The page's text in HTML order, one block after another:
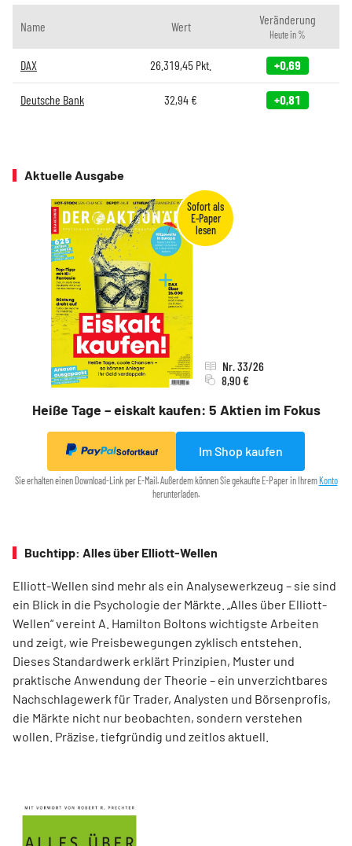
Name Wert Veränderung
Heute in %
DAX 26.319,45 Pkt. +0,69
Deutsche Bank 32,94 € +0,81
Aktuelle Ausgabe
Heiße Tage – eiskalt kaufen: 5 Aktien im Fokus
Nr. 33/26
8,90 €
Sofortkauf Im Shop kaufen
Sie erhalten einen Download-Link per E-Mail. Außerdem können Sie gekaufte E-Paper in Ihrem Konto
herunterladen.
Buchtipp: Alles über Elliott-Wellen
Elliott-Wellen sind mehr als ein Analysewerkzeug – sie sind
ein Blick in die Psychologie der Märkte. „Alles über Elliott-
Wellen“ vereint A. Hamilton Boltons wichtigste Arbeiten
und zeigt, wie Preisbewegungen zyklisch entstehen.
Dieses Standardwerk erklärt Prinzipien, Muster und
praktische Anwendung der Theorie – ein unverzichtbares
Nachschlagewerk für Trader, Analysten und Börsenprofis,
die Märkte nicht nur beobachten, sondern verstehen
wollen. Präzise, tiefgründig und zeitlos aktuell.